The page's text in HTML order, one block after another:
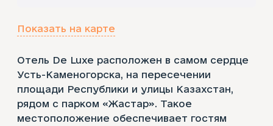
Отель De Luxe расположен в самом сердце
Усть-Каменогорска, на пересечении
площади Республики и улицы Казахстан,
рядом с парком «Жастар». Такое
местоположение обеспечивает гостям
Показать на карте